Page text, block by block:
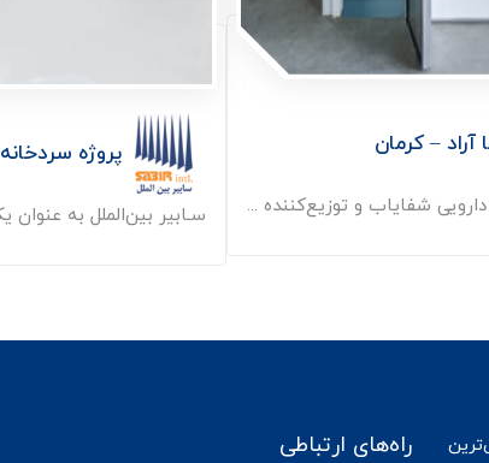
– کرمان
شفایاب و توزیع‌کننده ...
پروژه
سـابیر بین‌الملل به
راه‌های ارتباطی